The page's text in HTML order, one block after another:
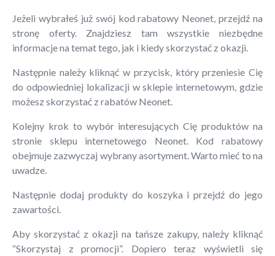
Jeżeli wybrałeś już swój kod rabatowy Neonet, przejdź na
stronę oferty. Znajdziesz tam wszystkie niezbędne
informacje na temat tego, jak i kiedy skorzystać z okazji.
Następnie należy kliknąć w przycisk, który przeniesie Cię
do odpowiedniej lokalizacji w sklepie internetowym, gdzie
możesz skorzystać z rabatów Neonet.
Kolejny krok to wybór interesujących Cię produktów na
stronie sklepu internetowego Neonet. Kod rabatowy
obejmuje zazwyczaj wybrany asortyment. Warto mieć to na
uwadze.
Następnie dodaj produkty do koszyka i przejdź do jego
zawartości.
Aby skorzystać z okazji na tańsze zakupy, należy kliknąć
“Skorzystaj z promocji”. Dopiero teraz wyświetli się